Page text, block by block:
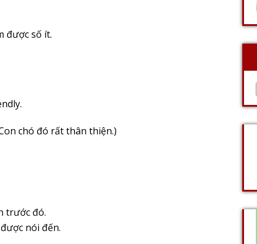
được số ít.
chó đó rất thân thiện.)
trước đó.
nói đến.